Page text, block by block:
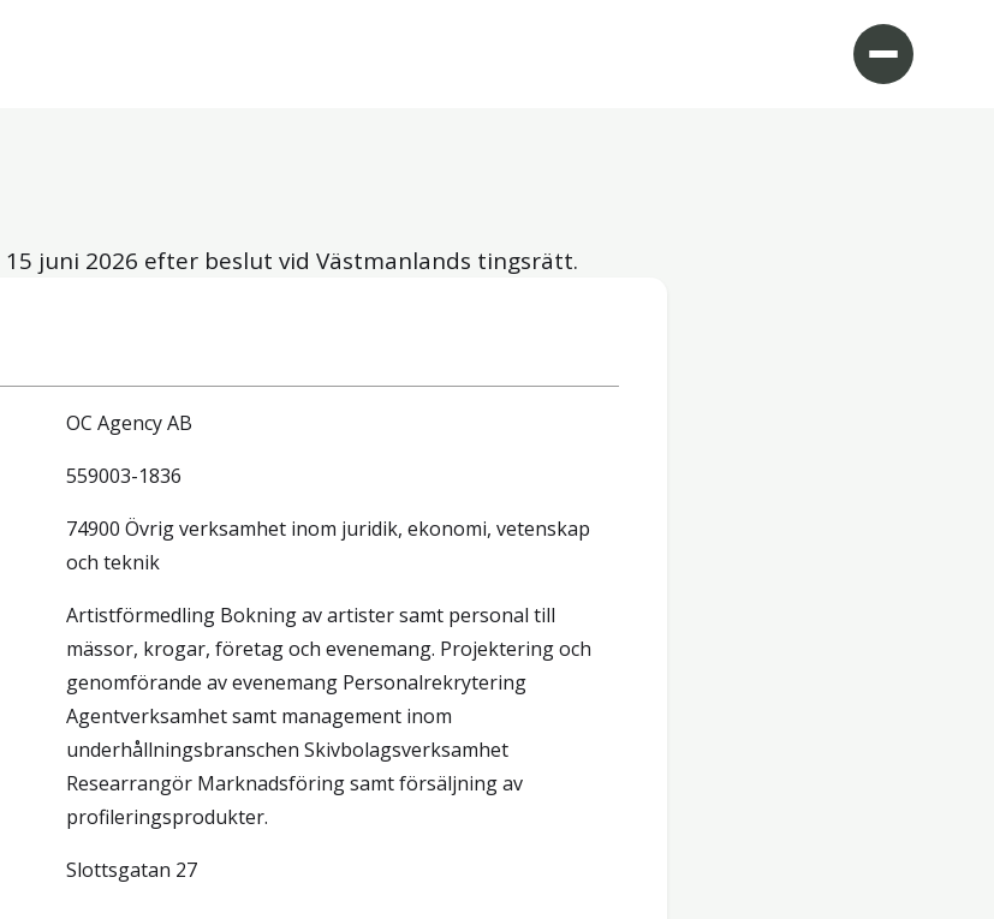
15 juni 2026 efter beslut vid Västmanlands tingsrätt.
OC Agency AB
559003-1836
74900 Övrig verksamhet inom juridik, ekonomi, vetenskap
och teknik
Artistförmedling Bokning av artister samt personal till
mässor, krogar, företag och evenemang. Projektering och
genomförande av evenemang Personalrekrytering
Agentverksamhet samt management inom
underhållningsbranschen Skivbolagsverksamhet
Researrangör Marknadsföring samt försäljning av
profileringsprodukter.
Slottsgatan 27